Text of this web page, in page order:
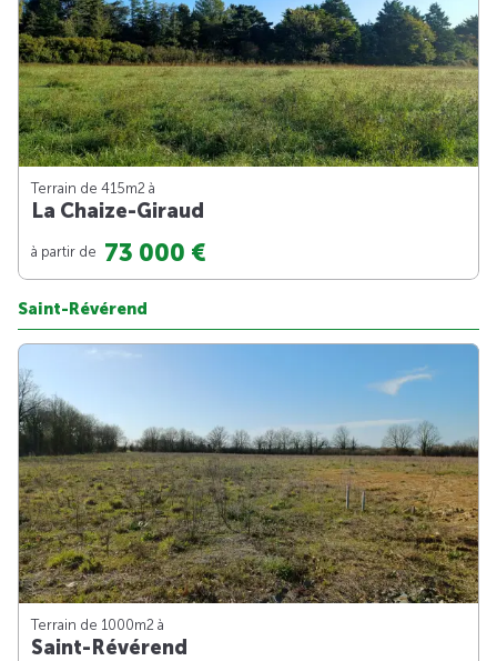
Terrain de 415m2 à
La Chaize-Giraud
à partir de 73 000 €
Saint-Révérend
Terrain de 1000m2 à
Saint-Révérend